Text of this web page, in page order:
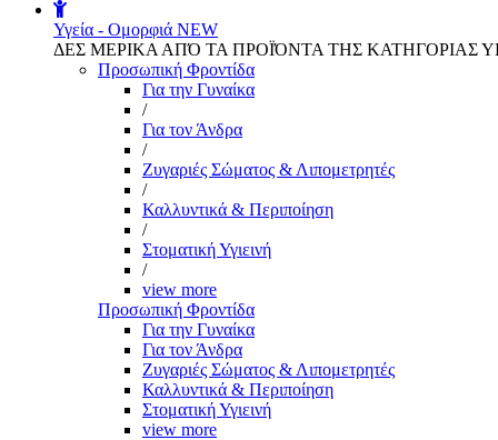
Υγεία - Ομορφιά NEW
ΔΕΣ ΜΕΡΙΚΑ ΑΠΌ ΤΑ ΠΡΟΪΌΝΤΑ ΤΗΣ ΚΑΤΗΓΟΡΙΑΣ
Προσωπική Φροντίδα
Για την Γυναίκα
/
Για τον Άνδρα
/
Ζυγαριές Σώματος & Λιπομετρητές
/
Καλλυντικά & Περιποίηση
/
Στοματική Υγιεινή
/
view more
Προσωπική Φροντίδα
Για την Γυναίκα
Για τον Άνδρα
Ζυγαριές Σώματος & Λιπομετρητές
Καλλυντικά & Περιποίηση
Στοματική Υγιεινή
view more